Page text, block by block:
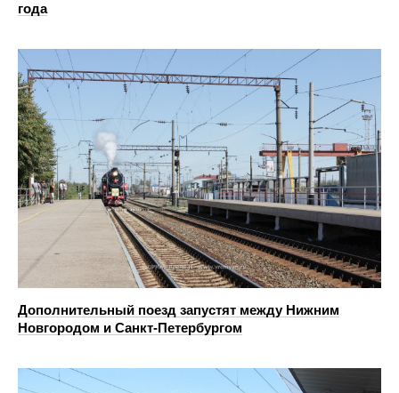
года
Дополнительный поезд запустят между Нижним
Новгородом и Санкт-Петербургом